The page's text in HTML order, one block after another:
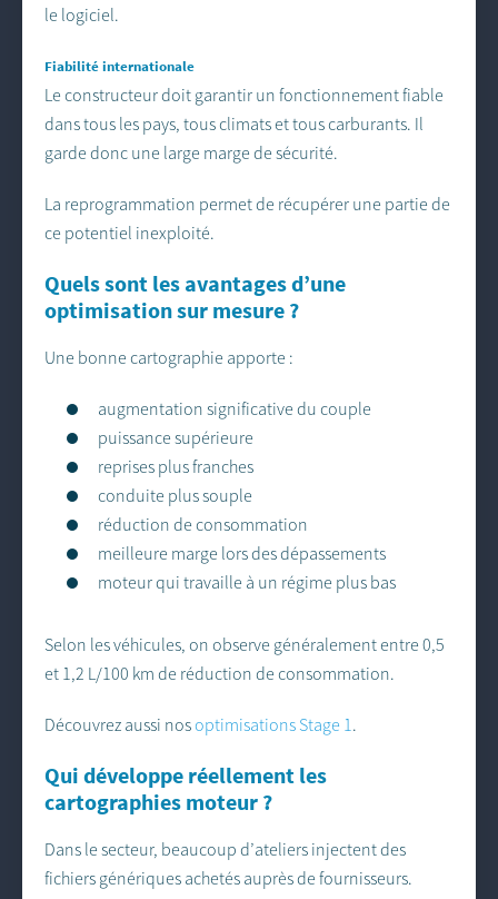
le logiciel.
Fiabilité internationale
Le constructeur doit garantir un fonctionnement fiable
dans tous les pays, tous climats et tous carburants. Il
garde donc une large marge de sécurité.
La reprogrammation permet de récupérer une partie de
ce potentiel inexploité.
Quels sont les avantages d’une
optimisation sur mesure ?
Une bonne cartographie apporte :
augmentation significative du couple
puissance supérieure
reprises plus franches
conduite plus souple
réduction de consommation
meilleure marge lors des dépassements
moteur qui travaille à un régime plus bas
Selon les véhicules, on observe généralement entre 0,5
et 1,2 L/100 km de réduction de consommation.
Découvrez aussi nos optimisations Stage 1.
Qui développe réellement les
cartographies moteur ?
Dans le secteur, beaucoup d’ateliers injectent des
fichiers génériques achetés auprès de fournisseurs.